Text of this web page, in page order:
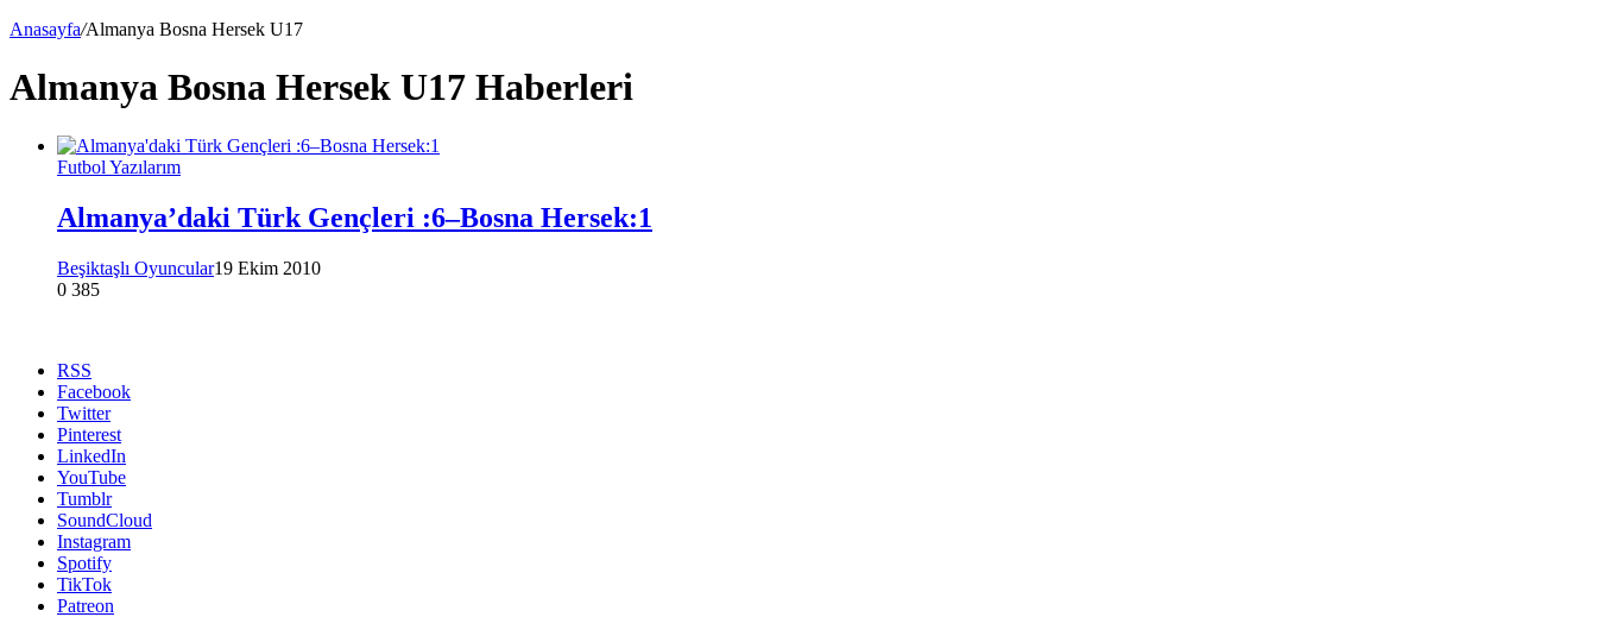
Anasayfa/Almanya Bosna Hersek U17
Almanya Bosna Hersek U17 Haberleri
Futbol Yazılarım
Almanya’daki Türk Gençleri :6–Bosna Hersek:1
Beşiktaşlı Oyuncular19 Ekim 2010
0 385
RSS
Facebook
Twitter
Pinterest
LinkedIn
YouTube
Tumblr
SoundCloud
Instagram
Spotify
TikTok
Patreon